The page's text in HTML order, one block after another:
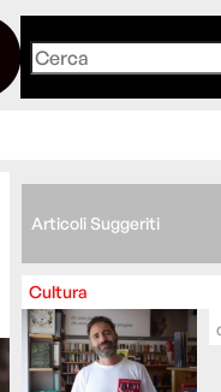
Articoli Suggeriti
Cultura